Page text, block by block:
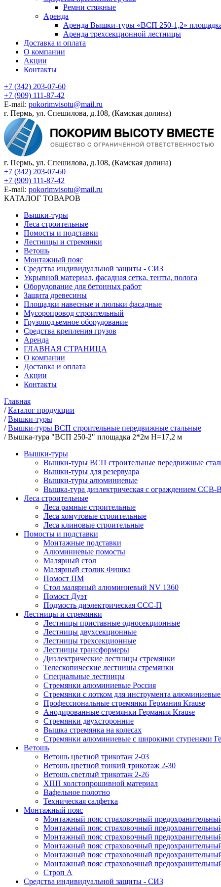
Ремни стяжные
Аренда
Аренда Вышки-туры «ВСП 250-1,2»
Аренда трехсекционной лестницы
Доставка и оплата
О компании
Акции
Контакты
+7 (342) 203-07-60
+7 (909) 111-87-42
E-mail: pokorimvisotu@mail.ru
г. Пермь, ул. Спешилова, д.108, (Камская долина)
г. Пермь, ул. Спешилова, д.108, (Камская долина)
+7 (342) 203-07-60
+7 (909) 111-87-42
E-mail: pokorimvisotu@mail.ru
КАТАЛОГ ТОВАРОВ
Вышки-туры
Леса строительные
Помосты и подставки
Лестницы и стремянки
Ветошь
Монтажный пояс
Средства индивидуальной защиты - СИЗ
Укрывной материал, фасадная сетка, тенты, полога
Оборудование для бетонных работ
Защита древесины
Площадки навесные и люльки фасадные
Мусоропровод строительный
Грузоподъемное оборудование
Средства крепления грузов
Аренда
ГЛАВНАЯ СТРАНИЦА
О компании
Доставка и оплата
Акции
Контакты
Главная
/Каталог продукции
/Вышки-туры
/Вышки-туры ВСП строительные передвижные стальные
/Вышка-тура "ВСП 250-2" площадка 2*2м Н=17,2 м
Вышки-туры
Вышки-туры ВСП строительные передвижные
Вышки-туры для резервуара
Вышки-туры алюминиевые
Вышка-тура диэлектрическая с ограждением ССВ-В
Леса строительные
Леса рамные строительные
Леса хомутовые строительные
Леса клиновые строительные
Помосты и подставки
Монтажные подставки
Алюминиевые помосты
Малярный стол
Малярный столик Фишка
Помост ПМ
Стол малярный алюминиевый NV 1360
Помост Дуэт
Подмость диэлектрическая ССС-П
Лестницы и стремянки
Лестницы приставные односекционные
Лестницы двухсекционные
Лестницы трехсекционные
Лестницы трансформеры
Диэлектрические лестницы стремянки
Телескопические лестницы стремянки
Специальные лестницы
Стремянки алюминиевые Россия
Стремянки c лотком для инструмента
Профессиональные стремянки Германия Krause
Анодированные стремянки Германия Krause
Стремянки двухсторонние
Вышка стремянка на колесах
Стремянки алюминиевые c широкими ступенями
Ветошь
Ветошь цветной трикотаж 2-03
Ветошь цветной тонкий трикотаж 2-30
Ветошь светлый трикотаж 2-26
ХПП холстопрошивной материал
Вафельное полотно
Техническая салфетка
Монтажный пояс
Монтажный пояс страховочный
Монтажный пояс страховочный
Монтажный пояс страховочный
Монтажный пояс страховочный
Монтажный пояс страховочный
Монтажный пояс страховочный
Строп А
Средства индивидуальной защиты - СИЗ